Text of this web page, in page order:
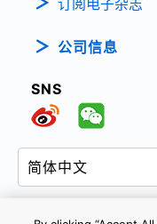
订阅电子杂志
公司信息
SNS